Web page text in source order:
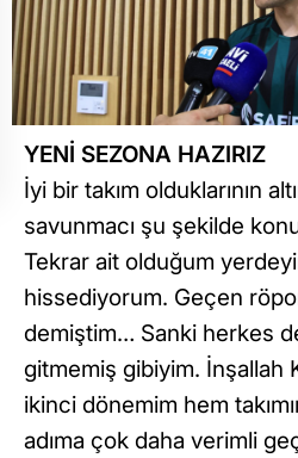
YENİ SEZONA HAZIRIZ
İyi bir takım olduklarının
savunmacı şu şekilde
Tekrar ait olduğum
hissediyorum. Geçen
demiştim… Sanki herkes
gitmemiş gibiyim. İnşallah
ikinci dönemim hem
adıma çok daha verimli